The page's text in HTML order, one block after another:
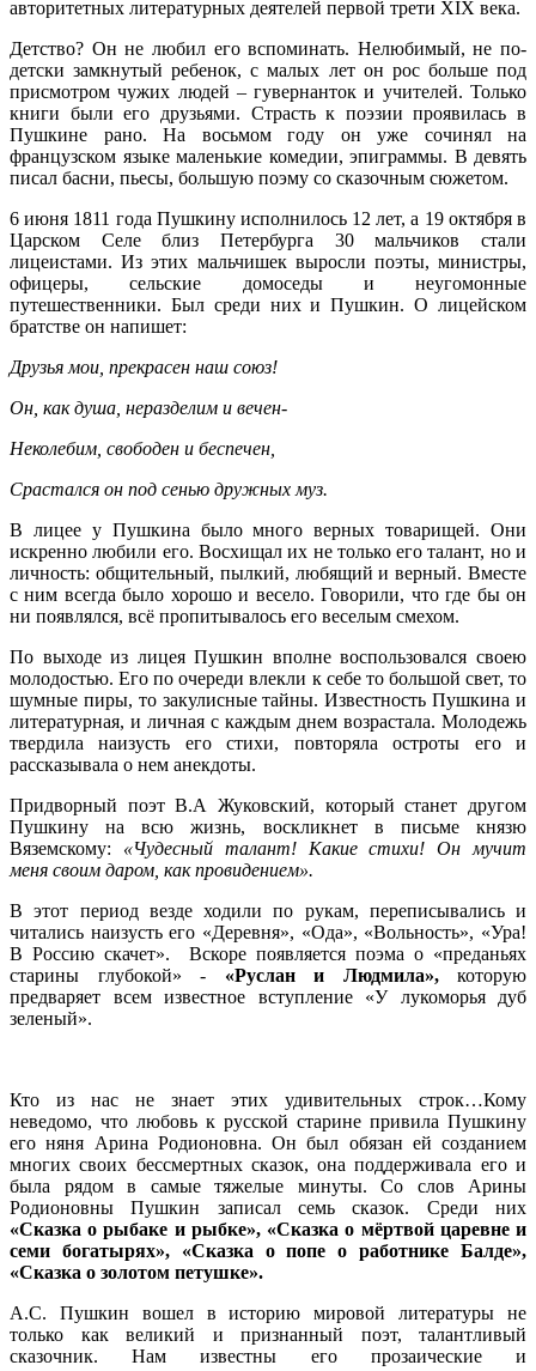
авторитетных литературных деятелей первой трети XIX века.
Детство? Он не любил его вспоминать. Нелюбимый, не по-
детски замкнутый ребенок, с малых лет он рос больше под
присмотром чужих людей – гувернанток и учителей. Только
книги были его друзьями. Страсть к поэзии проявилась в
Пушкине рано. На восьмом году он уже сочинял на
французском языке маленькие комедии, эпиграммы. В девять
писал басни, пьесы, большую поэму со сказочным сюжетом.
6 июня 1811 года Пушкину исполнилось 12 лет, а 19 октября в
Царском Селе близ Петербурга 30 мальчиков стали
лицеистами. Из этих мальчишек выросли поэты, министры,
офицеры, сельские домоседы и неугомонные
путешественники. Был среди них и Пушкин. О лицейском
братстве он напишет:
Друзья мои, прекрасен наш союз!
Он, как душа, неразделим и вечен-
Неколебим, свободен и беспечен,
Срастался он под сенью дружных муз.
В лицее у Пушкина было много верных товарищей. Они
искренно любили его. Восхищал их не только его талант, но и
личность: общительный, пылкий, любящий и верный. Вместе
с ним всегда было хорошо и весело. Говорили, что где бы он
ни появлялся, всё пропитывалось его веселым смехом.
По выходе из лицея Пушкин вполне воспользовался своею
молодостью. Его по очереди влекли к себе то большой свет, то
шумные пиры, то закулисные тайны. Известность Пушкина и
литературная, и личная с каждым днем возрастала. Молодежь
твердила наизусть его стихи, повторяла остроты его и
рассказывала о нем анекдоты.
Придворный поэт В.А Жуковский, который станет другом
Пушкину на всю жизнь, воскликнет в письме князю
Вяземскому: «Чудесный талант! Какие стихи! Он мучит
меня своим даром, как провидением».
В этот период везде ходили по рукам, переписывались и
читались наизусть его «Деревня», «Ода», «Вольность», «Ура!
В Россию скачет». Вскоре появляется поэма о «преданьях
старины глубокой» - «Руслан и Людмила»,которую
предваряет всем известное вступление «У лукоморья дуб
зеленый».
Кто из нас не знает этих удивительных строк…Кому
неведомо, что любовь к русской старине привила Пушкину
его няня Арина Родионовна. Он был обязан ей созданием
многих своих бессмертных сказок, она поддерживала его и
была рядом в самые тяжелые минуты. Со слов Арины
Родионовны Пушкин записал семь сказок. Среди них
«Сказка о рыбаке и рыбке», «Сказка о мёртвой царевне и
семи богатырях», «Сказка о попе о работнике Балде»,
«Сказка о золотом петушке».
А.С. Пушкин вошел в историю мировой литературы не
только как великий и признанный поэт, талантливый
сказочник. Нам известны его прозаические и